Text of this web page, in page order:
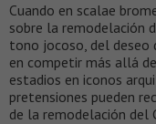
Cuando en scalae
sobre la remodelación
tono jocoso, del deseo
en competir más allá
estadios en iconos
pretensiones pueden
de la remodelación del